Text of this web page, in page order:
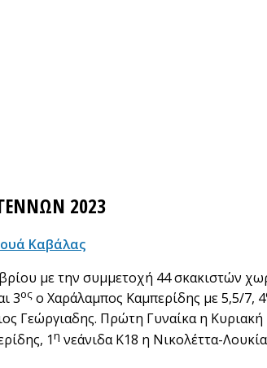
2023
Καβάλας
με την συμμετοχή 44 σκακιστών
3ος ο Χαράλαμπος Καμπερίδης με 5,5/7, 4
Γεώργιαδης. Πρώτη Γυναίκα η Κυριακή
1η νεάνιδα Κ18 η Νικολέττα-